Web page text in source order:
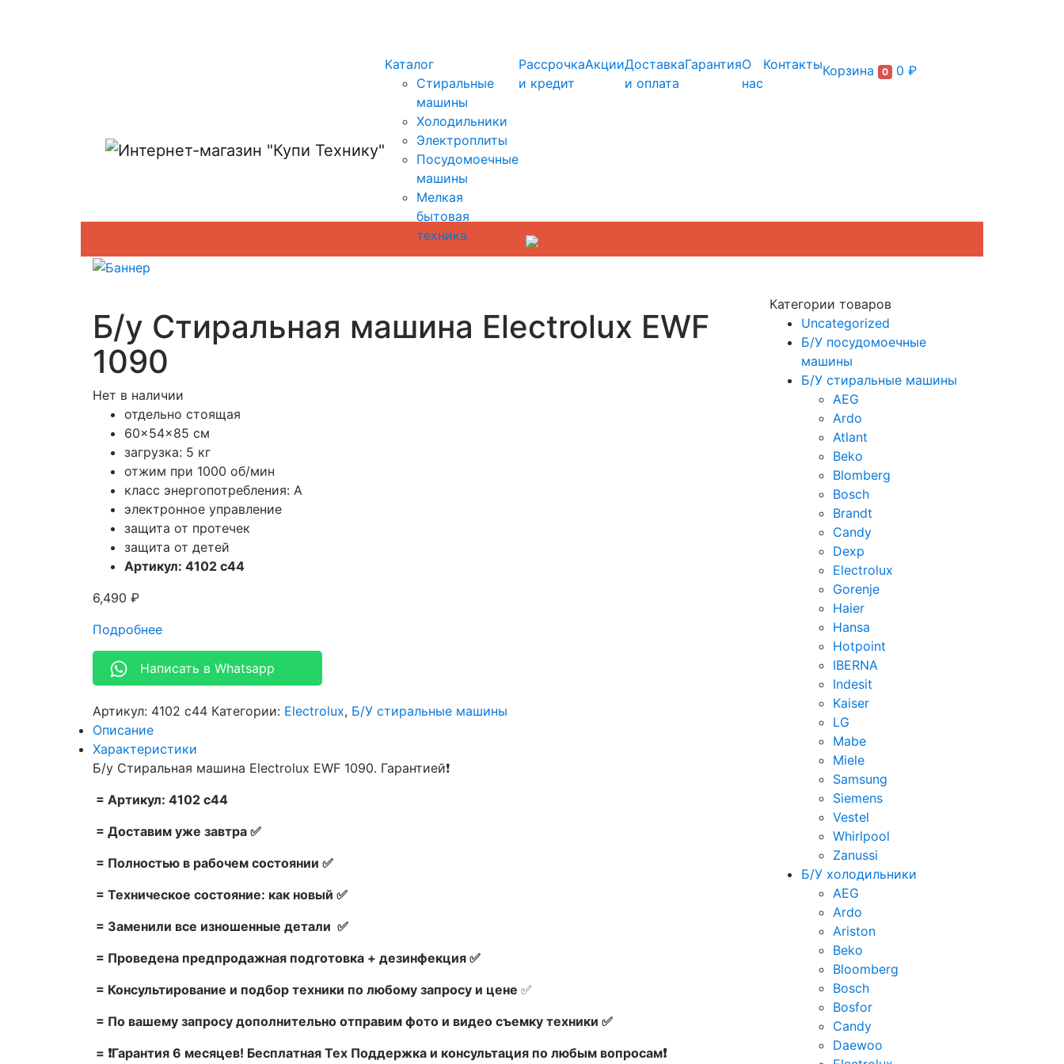
Каталог
Стиральные
машины
Холодильники
Электроплиты
Посудомоечные
машины
Мелкая
бытовая
техника
Рассрочка
и кредит
АкцииДоставка
и оплата
ГарантияО
нас
КонтактыКорзина 0 0 ₽
Б/у Стиральная машина Electrolux EWF
1090
Нет в наличии
отдельно стоящая
60x54x85 см
загрузка: 5 кг
отжим при 1000 об/мин
класс энергопотребления: A
электронное управление
защита от протечек
защита от детей
Артикул: 4102 c44
6,490 ₽
Подробнее
Написать в Whatsapp
Артикул: 4102 c44 Категории: Electrolux, Б/У стиральные машины
Описание
Характеристики
Б/у Стиральная машина Electrolux EWF 1090. Гарантией❗
= Артикул: 4102 c44
= Доставим уже завтра ✅
= Полностью в рабочем состоянии ✅
= Техническое состояние: как новый ✅
= Заменили все изношенные детали ✅
= Проведена предпродажная подготовка + дезинфекция ✅
= Консультирование и подбор техники по любому запросу и цене ✅
= По вашему запросу дополнительно отправим фото и видео съемку техники ✅
= ❗Гарантия 6 месяцев! Бесплатная Тех Поддержка и консультация по любым вопросам❗
Категории товаров
Uncategorized
Б/У посудомоечные
машины
Б/У стиральные машины
AEG
Ardo
Atlant
Beko
Blomberg
Bosch
Brandt
Candy
Dexp
Electrolux
Gorenje
Haier
Hansa
Hotpoint
IBERNA
Indesit
Kaiser
LG
Mabe
Miele
Samsung
Siemens
Vestel
Whirlpool
Zanussi
Б/У холодильники
AEG
Ardo
Ariston
Beko
Bloomberg
Bosch
Bosfor
Candy
Daewoo